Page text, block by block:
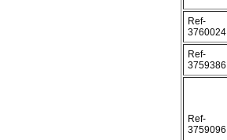
Ref-
3760024
Ref-
3759386
Ref-
3759096